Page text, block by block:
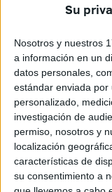
Su
Nosotros y nuestros
a información en un
datos personales,
estándar enviada por
personalizado,
investigación de
permiso, nosotros y
localización
características de
su consentimiento a
Se acabó el sueño
Damián se
Zaragoza por las
por clubes en el
ante un equipo